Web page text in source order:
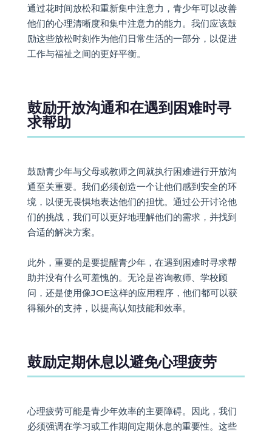
通过花时间放松和重新集中注意力，青少年可以改善
他们的心理清晰度和集中注意力的能力。我们应该鼓
励这些放松时刻作为他们日常生活的一部分，以促进
工作与福祉之间的更好平衡。
鼓励开放沟通和在遇到困难时寻
求帮助
鼓励青少年与父母或教师之间就执行困难进行开放沟
通至关重要。我们必须创造一个让他们感到安全的环
境，以便无畏惧地表达他们的担忧。通过公开讨论他
们的挑战，我们可以更好地理解他们的需求，并找到
合适的解决方案。
此外，重要的是要提醒青少年，在遇到困难时寻求帮
助并没有什么可羞愧的。无论是咨询教师、学校顾
问，还是使用像JOE这样的应用程序，他们都可以获
得额外的支持，以提高认知技能和效率。
鼓励定期休息以避免心理疲劳
心理疲劳可能是青少年效率的主要障碍。因此，我们
必须强调在学习或工作期间定期休息的重要性。这些